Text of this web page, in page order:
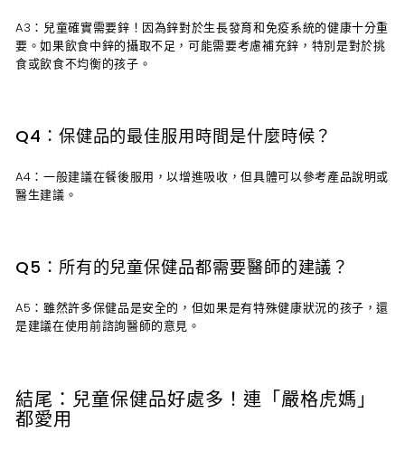
A3：兒童確實需要鋅！因為鋅對於生長發育和免疫系統的健康十分重
要。如果飲食中鋅的攝取不足，可能需要考慮補充鋅，特別是對於挑
食或飲食不均衡的孩子。
Q4：保健品的最佳服用時間是什麼時候？
A4：一般建議在餐後服用，以增進吸收，但具體可以參考產品說明或
醫生建議。
Q5：所有的兒童保健品都需要醫師的建議？
A5：雖然許多保健品是安全的，但如果是有特殊健康狀況的孩子，還
是建議在使用前諮詢醫師的意見。
結尾：兒童保健品好處多！連「嚴格虎媽」
都愛用